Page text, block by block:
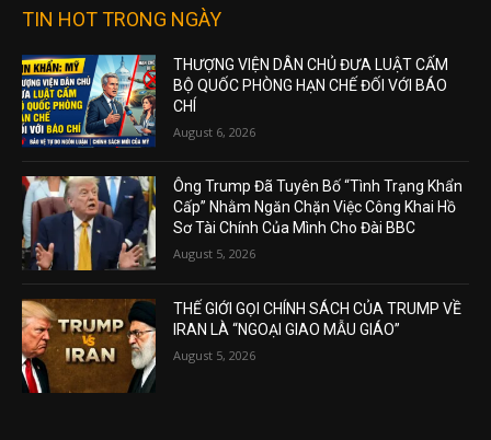
TIN HOT TRONG NGÀY
THƯỢNG VIỆN DÂN CHỦ ĐƯA LUẬT CẤM
BỘ QUỐC PHÒNG HẠN CHẾ ĐỐI VỚI BÁO
CHÍ
August 6, 2026
Ông Trump Đã Tuyên Bố “Tình Trạng Khẩn
Cấp” Nhằm Ngăn Chặn Việc Công Khai Hồ
Sơ Tài Chính Của Mình Cho Đài BBC
August 5, 2026
THẾ GIỚI GỌI CHÍNH SÁCH CỦA TRUMP VỀ
IRAN LÀ “NGOẠI GIAO MẪU GIÁO”
August 5, 2026